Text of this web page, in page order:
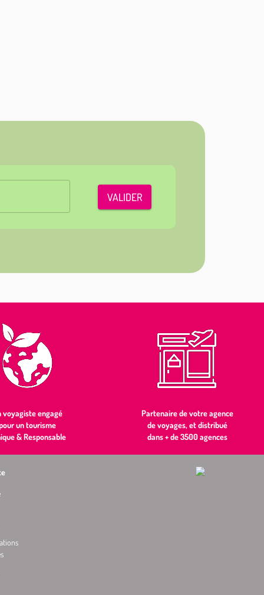
VALIDER
voyagiste engagé
un tourisme
& Responsable
Partenaire de votre agence
de voyages, et distribué
dans + de 3500 agences